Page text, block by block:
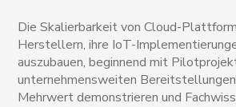
Die Skalierbarkeit von Cloud-
Herstellern, ihre IoT-
auszubauen, beginnend mit
unternehmensweiten
Mehrwert demonstrieren und